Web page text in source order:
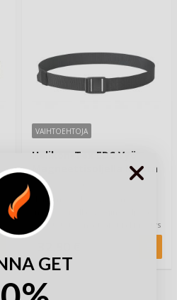
VAIHTOEHTOJA
Helikon-Tex EDC Vyö
Magneettisoljella Musta
Helikon-Tex EDC Vyö on
magneettisella Woojin -soljella
varustettu, sen aukaisu ja kiinnitys
tapahtuu…
GET